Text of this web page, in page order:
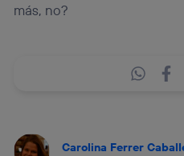
más, no?
Carolina Ferrer